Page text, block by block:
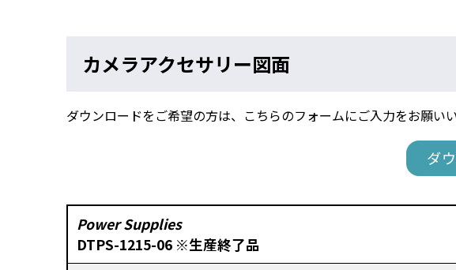
カメラアクセサリー図面
ダウンロードをご希望の方は、こちらのフォームにご入力をお願いい
ダ
Power Supplies
DTPS-1215-06 ※生産終了品